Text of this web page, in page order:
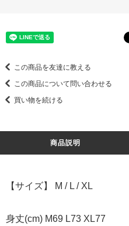
この商品を友達に教える
この商品について問い合わせる
買い物を続ける
商品説明
【サイズ】 M / L / XL
身丈(cm) M69 L73 XL77